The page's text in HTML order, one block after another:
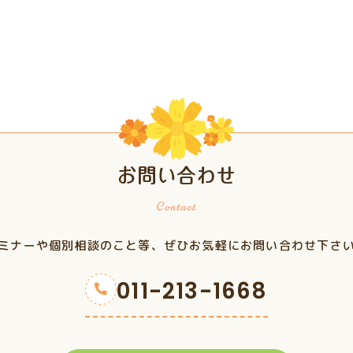
お問い合わせ
ナーや個別相談のこと等、ぜひお気軽にお問い合わせ下さ
011-213-1668